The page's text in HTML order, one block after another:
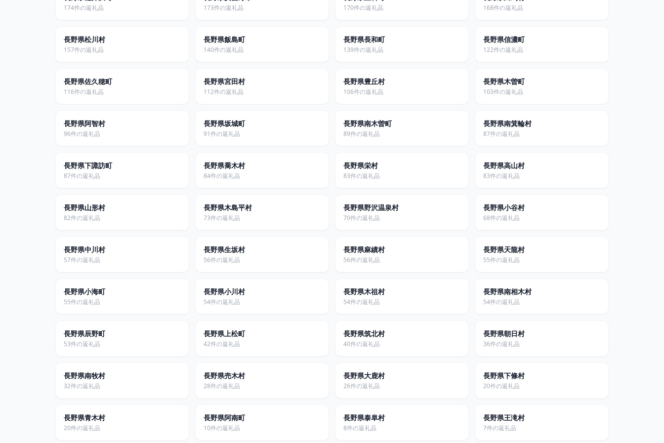
174件の返礼品 173件の返礼品 170件の返礼品 168件の返礼品
長野県松川村
157件の返礼品
長野県飯島町
140件の返礼品
長野県長和町
139件の返礼品
長野県信濃町
122件の返礼品
長野県佐久穂町
116件の返礼品
長野県宮田村
112件の返礼品
長野県豊丘村
106件の返礼品
長野県木曽町
103件の返礼品
長野県阿智村
96件の返礼品
長野県坂城町
91件の返礼品
長野県南木曽町
89件の返礼品
長野県南箕輪村
87件の返礼品
長野県下諏訪町
87件の返礼品
長野県喬木村
84件の返礼品
長野県栄村
83件の返礼品
長野県高山村
83件の返礼品
長野県山形村
82件の返礼品
長野県木島平村
73件の返礼品
長野県野沢温泉村
70件の返礼品
長野県小谷村
68件の返礼品
長野県中川村
57件の返礼品
長野県生坂村
56件の返礼品
長野県麻績村
56件の返礼品
長野県天龍村
55件の返礼品
長野県小海町
55件の返礼品
長野県小川村
54件の返礼品
長野県木祖村
54件の返礼品
長野県南相木村
54件の返礼品
長野県辰野町
53件の返礼品
長野県上松町
42件の返礼品
長野県筑北村
40件の返礼品
長野県朝日村
36件の返礼品
長野県南牧村
32件の返礼品
長野県売木村
28件の返礼品
長野県大鹿村
26件の返礼品
長野県下條村
20件の返礼品
長野県青木村
20件の返礼品
長野県阿南町
10件の返礼品
長野県泰阜村
8件の返礼品
長野県王滝村
7件の返礼品